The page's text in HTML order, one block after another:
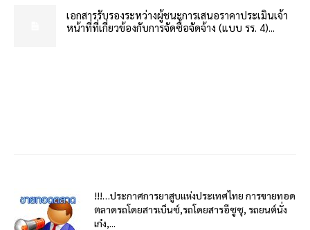
เอกสารรับรองระหว่างผู้ชนะการเสนอราคาประเมินเจ้า
หน้าที่ที่เกี่ยวข้องกับการจัดซื้อจัดจ้าง (แบบ รร. 4)...
!!!…ประกาศการยาสูบแห่งประเทศไทย การขายทอด
ตลาดรถโดยสารเบ็นซ์,รถโดยสารอีซูซุ, รถยนต์นั่ง
เก๋ง,...